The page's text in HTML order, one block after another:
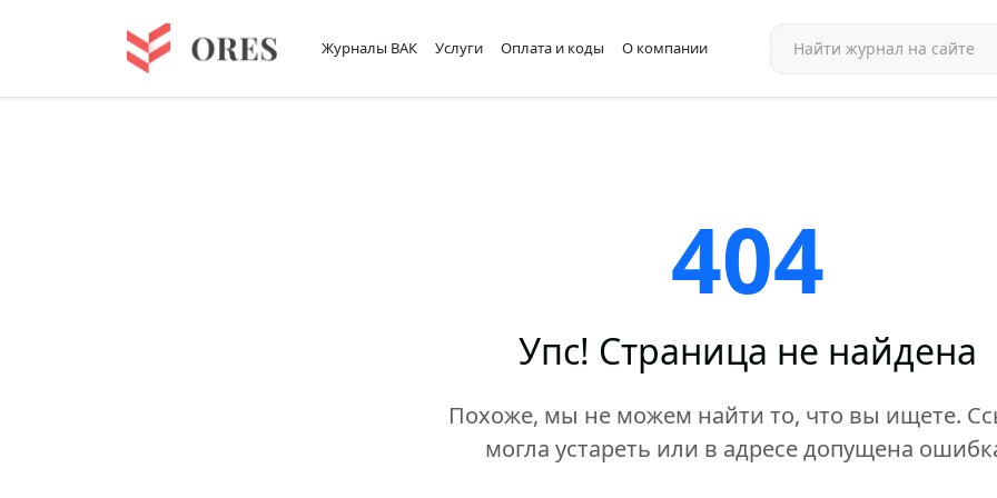
Журналы ВАК Услуги Оплата и коды О компании
404
Упс! Страница не найдена
Похоже, мы не можем найти то, что вы ищете.
могла устареть или в адресе допущена